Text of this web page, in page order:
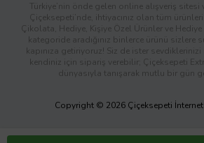
Türkiye’nin önde gelen online alışveriş
Çiçeksepeti’nde, ihtiyacınız olan tüm
Çikolata, Hediye, Kişiye Özel Ürünler ve
kategoride aradığınız binlerce ürünü sizlere
kapınıza getiriyoruz! Siz de ister
kendiniz için sipariş verebilir; Çiçeksepeti
dünyasıyla tanışarak mutlu bir gün
Copyright © 2026 Çiçeksepeti